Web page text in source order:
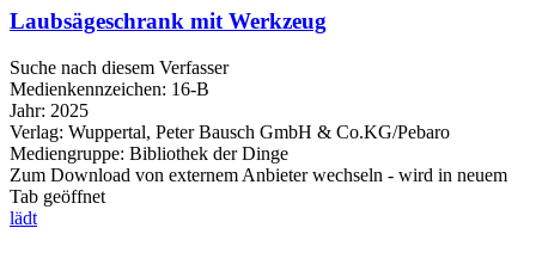
Laubsägeschrank mit Werkzeug
Suche nach diesem Verfasser
Medienkennzeichen: 16-B
Jahr: 2025
Verlag: Wuppertal, Peter Bausch GmbH & Co.KG/Pebaro
Mediengruppe: Bibliothek der Dinge
Zum Download von externem Anbieter wechseln - wird in neuem
Tab geöffnet
lädt